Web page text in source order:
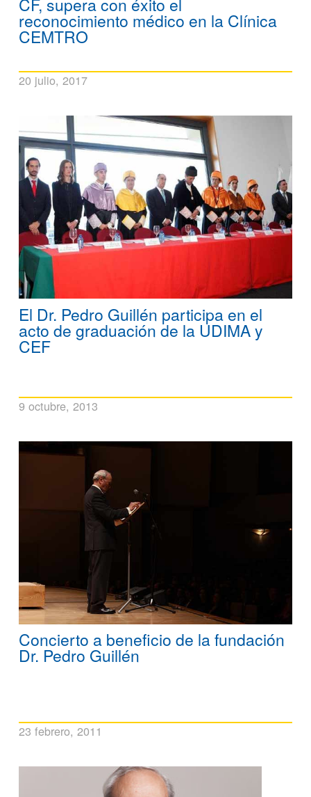
CF, supera con éxito el
reconocimiento médico en la Clínica
CEMTRO
20 julio, 2017
El Dr. Pedro Guillén participa en el
acto de graduación de la UDIMA y
CEF
9 octubre, 2013
Concierto a beneficio de la fundación
Dr. Pedro Guillén
23 febrero, 2011